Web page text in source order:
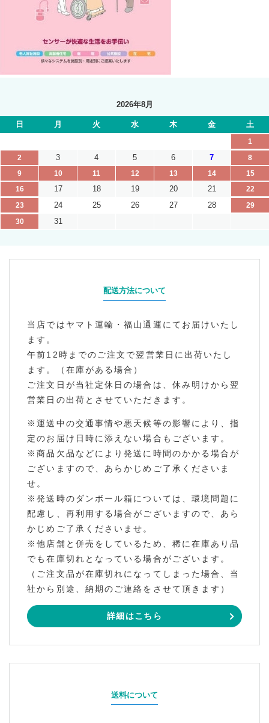
2026年8月
日 月 火 水 木 金 土
1
2
3 4 5 6 7
8
9
10 11 12 13 14
15
16
17 18 19 20 21
22
23
24 25 26 27 28
29
30
31
配送方法について
当店ではヤマト運輸・福山通運にてお届けいたし
ます。
午前12時までのご注文で翌営業日に出荷いたし
ます。（在庫がある場合）
ご注文日が当社定休日の場合は、休み明けから翌
営業日の出荷とさせていただきます。
※運送中の交通事情や悪天候等の影響により、指
定のお届け日時に添えない場合もございます。
※商品欠品などにより発送に時間のかかる場合が
ございますので、あらかじめご了承くださいま
せ。
※発送時のダンボール箱については、環境問題に
配慮し、再利用する場合がございますので、あら
かじめご了承くださいませ。
※他店舗と併売をしているため、稀に在庫あり品
でも在庫切れとなっている場合がございます。
（ご注文品が在庫切れになってしまった場合、当
社から別途、納期のご連絡をさせて頂きます）
詳細はこちら
送料について